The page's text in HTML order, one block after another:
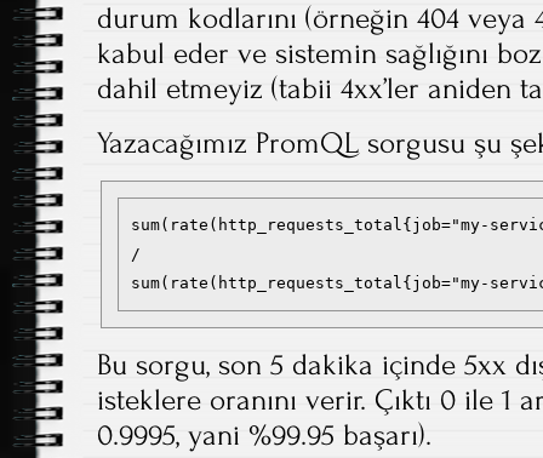
durum kodlarını (örneğin 404 veya
kabul eder ve sistemin sağlığını
dahil etmeyiz (tabii 4xx’ler aniden
Yazacağımız PromQL sorgusu şu
sum(rate(http_requests_total{job="my-
/
sum(rate(http_requests_total{job="my-
Bu sorgu, son 5 dakika içinde 5xx
isteklere oranını verir. Çıktı 0 ile 1
0.9995, yani %99.95 başarı).